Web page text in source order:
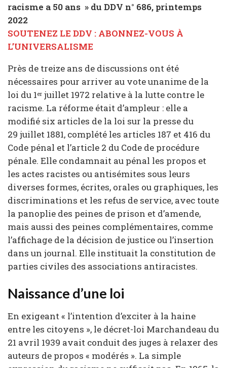
racisme a 50 ans » du DDV n° 686, printemps
2022
SOUTENEZ LE DDV : ABONNEZ-VOUS À
L’UNIVERSALISME
Près de treize ans de discussions ont été
nécessaires pour arriver au vote unanime de la
loi du 1er juillet 1972 relative à la lutte contre le
racisme. La réforme était d’ampleur : elle a
modifié six articles de la loi sur la presse du
29 juillet 1881, complété les articles 187 et 416 du
Code pénal et l’article 2 du Code de procédure
pénale. Elle condamnait au pénal les propos et
les actes racistes ou antisémites sous leurs
diverses formes, écrites, orales ou graphiques, les
discriminations et les refus de service, avec toute
la panoplie des peines de prison et d’amende,
mais aussi des peines complémentaires, comme
l’affichage de la décision de justice ou l’insertion
dans un journal. Elle instituait la constitution de
parties civiles des associations antiracistes.
Naissance d’une loi
En exigeant « l’intention d’exciter à la haine
entre les citoyens », le décret-loi Marchandeau du
21 avril 1939 avait conduit des juges à relaxer des
auteurs de propos « modérés ». La simple